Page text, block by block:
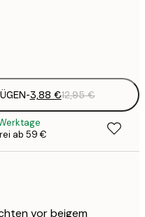
-3,88 €12,95 €
ab 59 €
vor beigem